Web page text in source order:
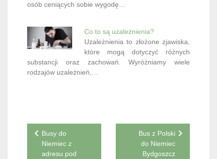
osób ceniących sobie wygodę…
Co to są uzależnienia?
Uzależnienia to złożone zjawiska,
które mogą dotyczyć różnych
substancji oraz zachowań. Wyróżniamy wiele
rodzajów uzależnień,…
Nawigacja
wpisu
Busy do
Niemiec z
adresu pod
Bus z Polski
do Niemiec
Bydgoszcz